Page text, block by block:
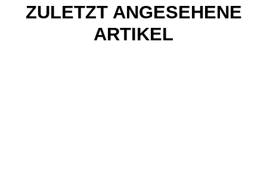
ZULETZT ANGESEHENE
ARTIKEL